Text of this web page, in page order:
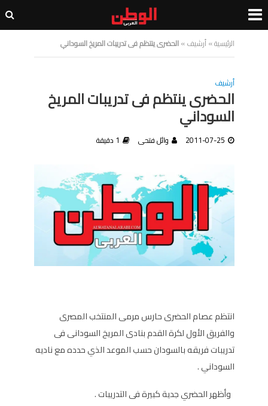
الرئيسية»أرشيف»الحضرى ينتظم فى تدريبات المريخ السوداني
أرشيف
الحضرى ينتظم فى تدريبات المريخ
السوداني
2011-07-25 وائل فتحى 1 دقيقة
انتظم عصام الحضرى حارس مرمى المنتخب المصرى
والفريق الأول لكرة القدم بنادى المريخ السودانى فى
تدريبات فريقه بالسودان حسب الموعد الذي حدده مع ناديه
السوداني.
وأظهر الحضري جدية كبيرة فى التدريبات.